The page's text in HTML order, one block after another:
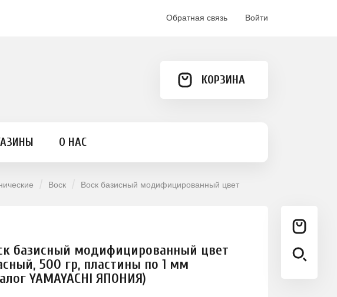
Обратная связь Войти
КОРЗИНА
О НАС
Воск
Воск базисный модифицированный цвет
базисный модифицированный цвет
500 гр, пластины по 1 мм
YAMAYACHI ЯПОНИЯ)